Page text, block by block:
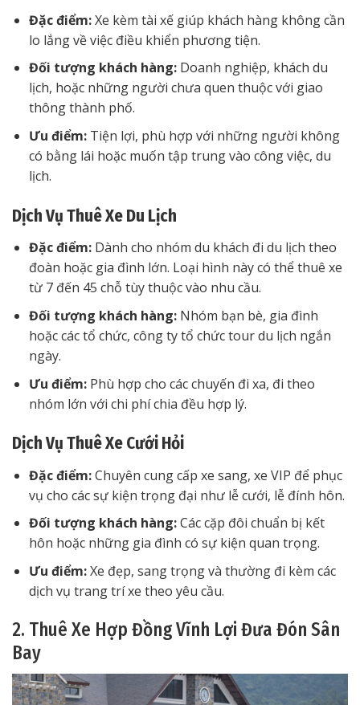
Đặc điểm:Xe kèm tài xế giúp khách hàng không cần
lo lắng về việc điều khiển phương tiện.
Đối tượng khách hàng:Doanh nghiệp, khách du
lịch, hoặc những người chưa quen thuộc với giao
thông thành phố.
Ưu điểm:Tiện lợi, phù hợp với những người không
có bằng lái hoặc muốn tập trung vào công việc, du
lịch.
Dịch Vụ Thuê Xe Du Lịch
Đặc điểm:Dành cho nhóm du khách đi du lịch theo
đoàn hoặc gia đình lớn. Loại hình này có thể thuê xe
từ 7 đến 45 chỗ tùy thuộc vào nhu cầu.
Đối tượng khách hàng:Nhóm bạn bè, gia đình
hoặc các tổ chức, công ty tổ chức tour du lịch ngắn
ngày.
Ưu điểm:Phù hợp cho các chuyến đi xa, đi theo
nhóm lớn với chi phí chia đều hợp lý.
Dịch Vụ Thuê Xe Cưới Hỏi
Đặc điểm:Chuyên cung cấp xe sang, xe VIP để phục
vụ cho các sự kiện trọng đại như lễ cưới, lễ đính hôn.
Đối tượng khách hàng:Các cặp đôi chuẩn bị kết
hôn hoặc những gia đình có sự kiện quan trọng.
Ưu điểm:Xe đẹp, sang trọng và thường đi kèm các
dịch vụ trang trí xe theo yêu cầu.
2. Thuê Xe Hợp Đồng Vĩnh Lợi Đưa Đón Sân
Bay